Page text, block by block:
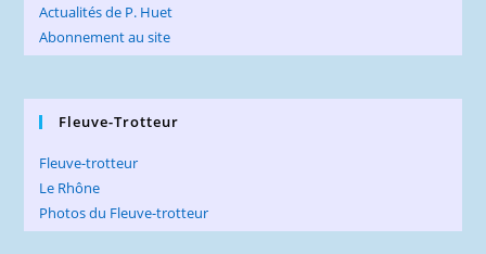
Actualités de P. Huet
Abonnement au site
Fleuve-Trotteur
Fleuve-trotteur
Le Rhône
Photos du Fleuve-trotteur